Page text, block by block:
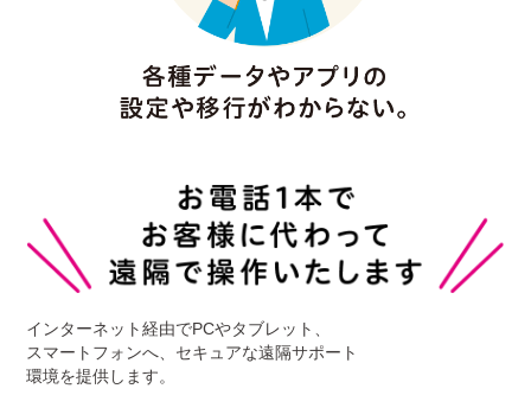
インターネット経由でPCやタブレット、
スマートフォンへ、 セキュアな遠隔サポート
環境を提供します。